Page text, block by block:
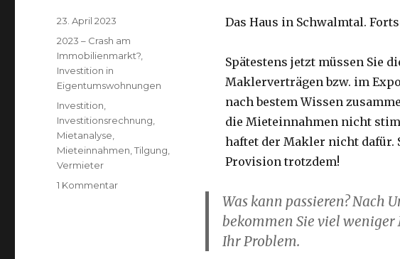
Das Haus in Schwalmtal.
Spätestens jetzt müssen Sie
Maklerverträgen bzw. im
nach bestem Wissen
die Mieteinnahmen nicht
haftet der Makler nicht dafür.
Provision trotzdem!
Was kann passieren? Nach
bekommen Sie viel weniger
Ihr Problem.
Veröffentlicht
am
23. April 2023
Kategorien
2023 – Crash am
Immobilienmarkt?,
Investition in
Eigentumswohnungen
Schlagwörter
Investition,
Investitionsrechnung,
Mietanalyse,
Mieteinnahmen,Tilgung,
Vermieter
1 Kommentarzu